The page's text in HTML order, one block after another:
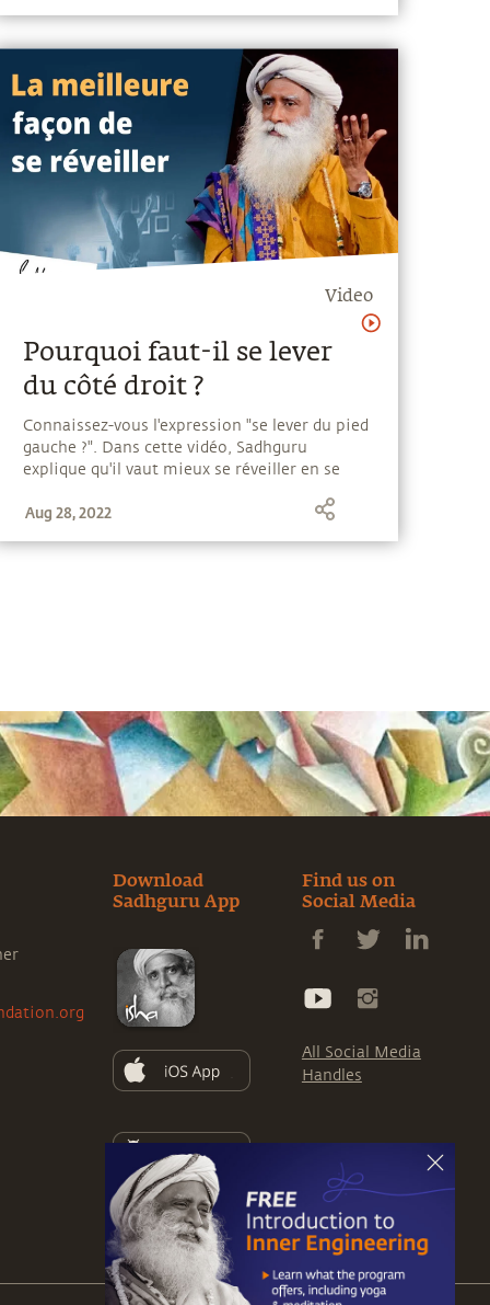
Video
Pourquoi faut-il se lever
du côté droit ?
Connaissez-vous l'expression "se lever du pied
gauche ?". Dans cette vidéo, Sadhguru
explique qu'il vaut mieux se réveiller en se
légèrement endommager votre corps.
Aug 28, 2022
Download
Sadhguru App
Find us on
Social Media
All Social Media
Handles